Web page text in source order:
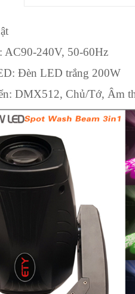
AC90-240V, 50-60Hz
Đèn LED trắng 200W
DMX512, Chủ/Tớ, Âm